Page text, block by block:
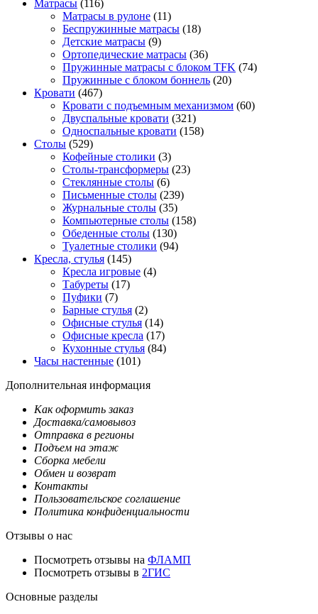
Матрасы (116)
Матрасы в рулоне (11)
Беспружинные матрасы (18)
Детские матрасы (9)
Ортопедические матрасы (36)
Пружинные матрасы с блоком TFK (74)
Пружинные с блоком боннель (20)
Кровати (467)
Кровати с подъемным механизмом (60)
Двуспальные кровати (321)
Односпальные кровати (158)
Столы (529)
Кофейные столики (3)
Столы-трансформеры (23)
Стеклянные столы (6)
Письменные столы (239)
Журнальные столы (35)
Компьютерные столы (158)
Обеденные столы (130)
Туалетные столики (94)
Кресла, стулья (145)
Кресла игровые (4)
Табуреты (17)
Пуфики (7)
Барные стулья (2)
Офисные стулья (14)
Офисные кресла (17)
Кухонные стулья (84)
Часы настенные (101)
Дополнительная информация
Как оформить заказ
Доставка/самовывоз
Отправка в регионы
Подъем на этаж
Сборка мебели
Обмен и возврат
Контакты
Пользовательское соглашение
Политика конфиденциальности
Отзывы о нас
Посмотреть отзывы на ФЛАМП
Посмотреть отзывы в 2ГИС
Основные разделы